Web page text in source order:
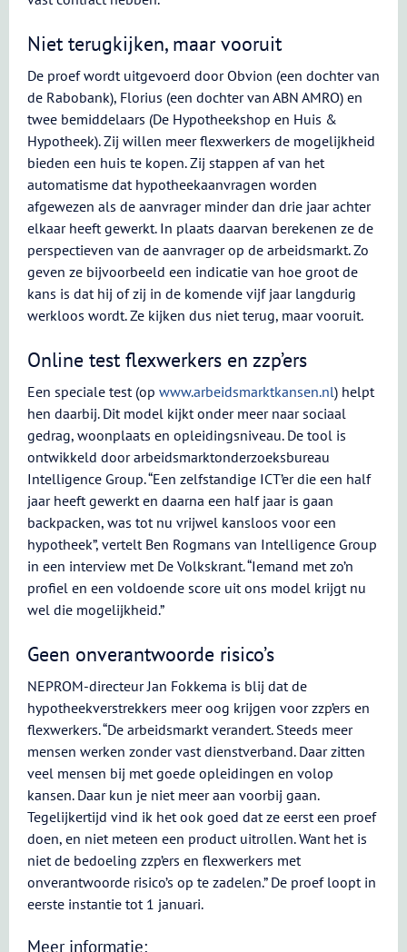
Niet terugkijken, maar vooruit
De proef wordt uitgevoerd door Obvion (een dochter van
de Rabobank), Florius (een dochter van ABN AMRO) en
twee bemiddelaars (De Hypotheekshop en Huis &
Hypotheek). Zij willen meer flexwerkers de mogelijkheid
bieden een huis te kopen. Zij stappen af van het
automatisme dat hypotheekaanvragen worden
afgewezen als de aanvrager minder dan drie jaar achter
elkaar heeft gewerkt. In plaats daarvan berekenen ze de
perspectieven van de aanvrager op de arbeidsmarkt. Zo
geven ze bijvoorbeeld een indicatie van hoe groot de
kans is dat hij of zij in de komende vijf jaar langdurig
werkloos wordt. Ze kijken dus niet terug, maar vooruit.
Online test flexwerkers en zzp’ers
Een speciale test (op www.arbeidsmarktkansen.nl) helpt
hen daarbij. Dit model kijkt onder meer naar sociaal
gedrag, woonplaats en opleidingsniveau. De tool is
ontwikkeld door arbeidsmarktonderzoeksbureau
Intelligence Group. “Een zelfstandige ICT’er die een half
jaar heeft gewerkt en daarna een half jaar is gaan
backpacken, was tot nu vrijwel kansloos voor een
hypotheek”, vertelt Ben Rogmans van Intelligence Group
in een interview met De Volkskrant. “Iemand met zo’n
profiel en een voldoende score uit ons model krijgt nu
wel die mogelijkheid.”
Geen onverantwoorde risico’s
NEPROM-directeur Jan Fokkema is blij dat de
hypotheekverstrekkers meer oog krijgen voor zzp’ers en
flexwerkers. “De arbeidsmarkt verandert. Steeds meer
mensen werken zonder vast dienstverband. Daar zitten
veel mensen bij met goede opleidingen en volop
kansen. Daar kun je niet meer aan voorbij gaan.
Tegelijkertijd vind ik het ook goed dat ze eerst een proef
doen, en niet meteen een product uitrollen. Want het is
niet de bedoeling zzp’ers en flexwerkers met
onverantwoorde risico’s op te zadelen.” De proef loopt in
eerste instantie tot 1 januari.
Meer informatie: